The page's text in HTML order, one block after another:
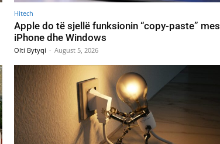
Hitech
Apple do të sjellë funksionin “copy-paste” mes
iPhone dhe Windows
Olti Bytyqi - August 5, 2026